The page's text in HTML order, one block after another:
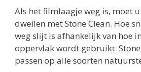
Als het filmlaagje weg is, moet
dweilen met Stone Clean. Hoe
weg slijt is afhankelijk van hoe
oppervlak wordt gebruikt. Stone
passen op alle soorten